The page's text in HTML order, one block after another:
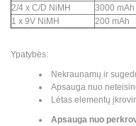
2/4 x C/D NiMH
3000 mAh
1 x 9V NiMH
200 mAh
Ypatybės:
Nekraunamų ir
Apsauga nuo
Lėtas elementų
Apsauga nuo